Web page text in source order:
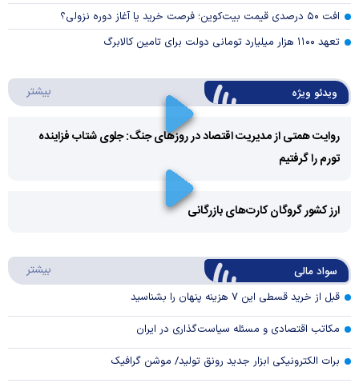
افت ۵۰ درصدی قیمت بیت‌کوین؛ فرصت خرید یا آغاز دوره نزولی؟
تعهد ۱۱۰۰ هزار میلیارد تومانی دولت برای تامین کالابرگ
ویدئو ویژه بیشتر
Play
Video
روایت همتی از مدیریت اقتصاد در روزهای جنگ: جلوی شتاب فزاینده
تورم را گرفتیم
Video
ارز کشور گروگان کارت‌های بازرگانی
سواد مالی بیشتر
قبل از خرید قسطی این ۷ هزینه پنهان را بشناسید
مکاتب اقتصادی و مسئله سیاست‌گذاری در ایران
برات الکترونیکی ابزار جدید رونق تولید/ موشن گرافیک